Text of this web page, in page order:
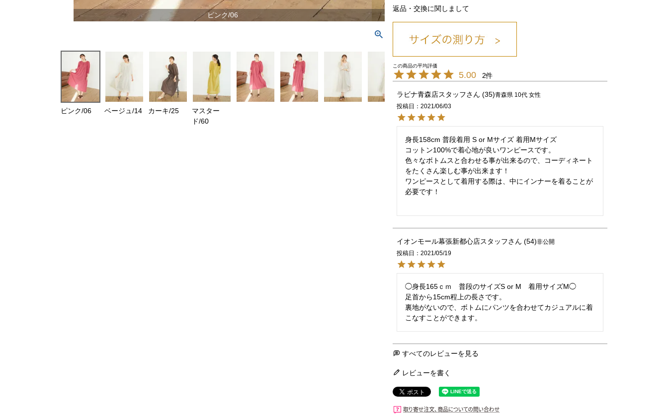
ピンク/06
ピンク/06 ベージュ/14 カーキ/25
マスター
ド/60
返品・交換に関しまして
5.00 2
ラビナ青森店スタッフ 35 青森県 10代 女性
投稿日
2021/06/03
身長158cm 普段着用 S or Mサイズ 着用Mサイズ
コットン100%で着心地が良いワンピースです。
色々なボトムスと合わせる事が出来るので、コーディネート
をたくさん楽しむ事が出来ます！
ワンピースとして着用する際は、中にインナーを着ることが
必要です！
イオンモール幕張新都心店スタッフ 54 非公開
投稿日
2021/05/19
◯身長165ｃｍ　普段のサイズS or M　着用サイズM◯
足首から15cm程上の長さです。
裏地がないので、ボトムにパンツを合わせてカジュアルに着
こなすことができます。
すべてのレビューを見る
レビューを書く